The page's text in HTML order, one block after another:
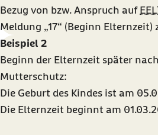
Bezug von bzw. Anspruch auf EEL
Meldung „17“ (Beginn Elternzeit)
Beispiel 2
Beginn der Elternzeit später
Mutterschutz:
Die Geburt des Kindes ist am
Die Elternzeit beginnt am